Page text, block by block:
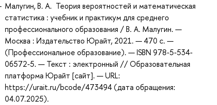
Малугин, В. А. Теория вероятностей и математическая
статистика : учебник и практикум для среднего
профессионального образования / В. А. Малугин. —
Москва : Издательство Юрайт, 2021. — 470 с. —
(Профессиональное образование). — ISBN 978-5-534-
06572-5. — Текст : электронный // Образовательная
платформа Юрайт [сайт]. — URL:
https://urait.ru/bcode/473494 (дата обращения:
04.07.2025).